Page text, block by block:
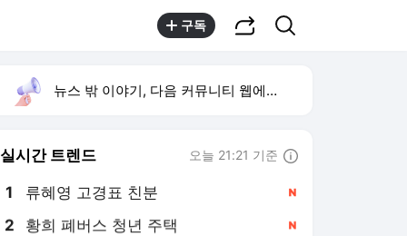
구독
뉴스 밖 이야기, 다음 커뮤니티 웹에서 보기
실시간 트렌드 오늘 21:21 기준
1 류혜영 고경표 친분
2 황희 폐버스 청년 주택